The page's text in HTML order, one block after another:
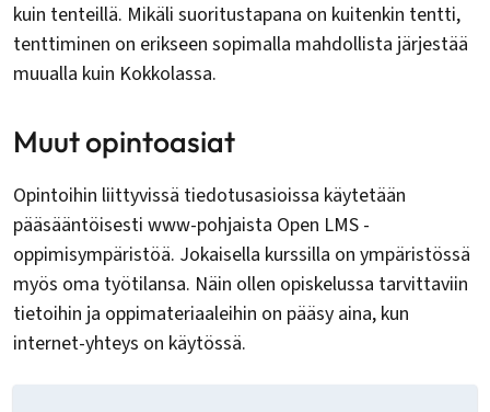
kuin tenteillä. Mikäli suoritustapana on kuitenkin tentti,
tenttiminen on erikseen sopimalla mahdollista järjestää
muualla kuin Kokkolassa.
Muut opintoasiat
Opintoihin liittyvissä tiedotusasioissa käytetään
pääsääntöisesti www-pohjaista Open LMS -
oppimisympäristöä. Jokaisella kurssilla on ympäristössä
myös oma työtilansa. Näin ollen opiskelussa tarvittaviin
tietoihin ja oppimateriaaleihin on pääsy aina, kun
internet-yhteys on käytössä.